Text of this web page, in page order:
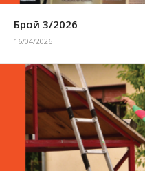
Брой 3/2026
16/04/2026